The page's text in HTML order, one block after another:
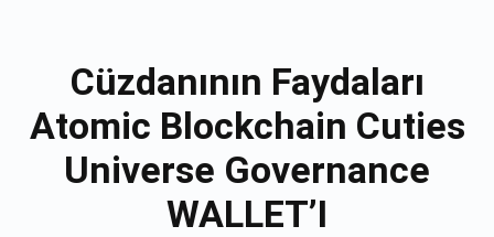
Cüzdanının Faydaları
Atomic Blockchain Cuties
Universe Governance
WALLET’I